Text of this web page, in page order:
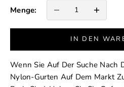
Menge: Anzahl verringernAnzahl
IN DEN
Wenn Sie Auf Der Suche Nach
Nylon-Gurten Auf Dem Markt